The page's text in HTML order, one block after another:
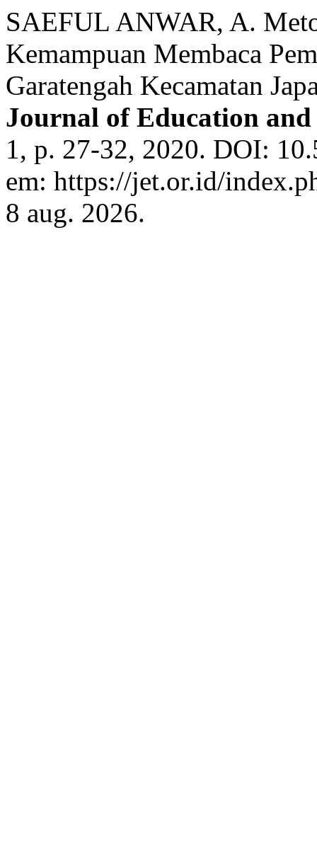
SAEFUL ANWAR, A.
Kemampuan Membaca
Garatengah Kecamatan
Journal of Education
1, p. 27-32, 2020. DOI:
em: https://jet.or.id/
8 aug. 2026.